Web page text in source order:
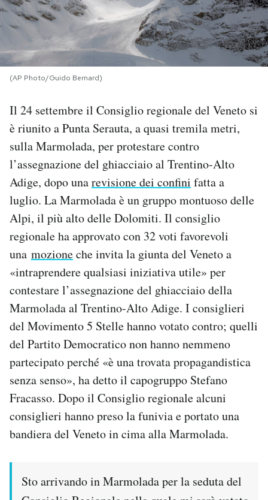
NEWSLETTER
I MIEI PREFERITI
SHOP
CALENDARIO
AREA PERSONALE
Area Personale
Newsletter
Notifiche mobile
Regala il Post
Hai bisogno di aiuto?
Esci
(AP Photo/Guido Bernard)
Il 24 settembre il Consiglio regionale del Veneto si
è riunito a Punta Serauta, a quasi tremila metri,
sulla Marmolada, per protestare contro
l’assegnazione del ghiacciaio al Trentino-Alto
Adige, dopo unarevisione dei confini fatta a
luglio. La Marmolada è un gruppo montuoso delle
Alpi, il più alto delle Dolomiti. Il consiglio
regionale ha approvato con 32 voti favorevoli
una mozioneche invita la giunta del Veneto a
«intraprendere qualsiasi iniziativa utile» per
contestare l’assegnazione del ghiacciaio della
Marmolada al Trentino-Alto Adige. I consiglieri
del Movimento 5 Stelle hanno votato contro; quelli
del Partito Democratico non hanno nemmeno
partecipato perché «è una trovata propagandistica
senza senso», ha detto il capogruppo Stefano
Fracasso. Dopo il Consiglio regionale alcuni
consiglieri hanno preso la funivia e portato una
bandiera del Veneto in cima alla Marmolada.
Sto arrivando in Marmolada per la seduta del